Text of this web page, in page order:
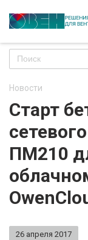
Новости
Старт
ПМ210
26 апреля 2017